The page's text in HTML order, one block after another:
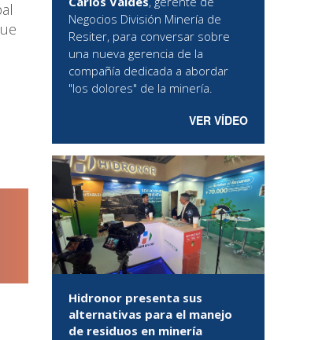
Negocios División Minería de
Resiter, para conversar sobre
una nueva gerencia de la
compañía dedicada a abordar
"los dolores" de la minería.
VER VÍDEO
Hidronor presenta sus
alternativas para el manejo
de residuos en minería